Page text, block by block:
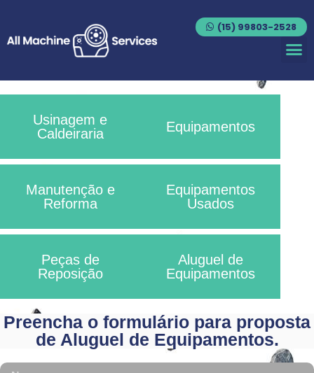
(15) 99803-2528
Usinagem e
Caldeiraria
Equipamentos
Manutenção e
Reforma
Equipamentos
Usados
Peças de
Reposição
Aluguel de
Equipamentos
Preencha o formulário para proposta
de Aluguel de Equipamentos.